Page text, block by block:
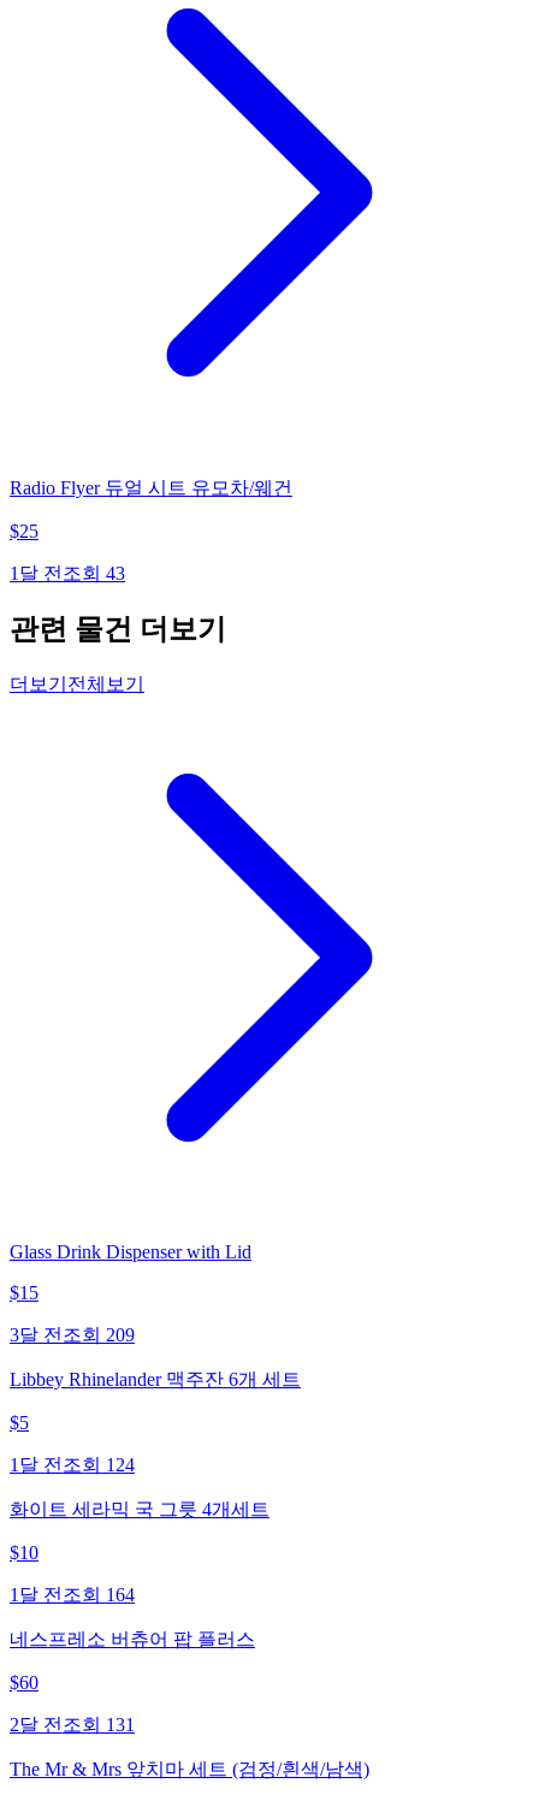
Radio Flyer 듀얼 시트 유모차/웨건
$25
1달 전 조회 43
관련 물건 더보기
더보기 전체보기
Glass Drink Dispenser with Lid
$15
3달 전 조회 209
Libbey Rhinelander 맥주잔 6개 세트
$5
1달 전 조회 124
화이트 세라믹 국 그릇 4개세트
$10
1달 전 조회 164
네스프레소 버츄어 팝 플러스
$60
2달 전 조회 131
The Mr & Mrs 앞치마 세트 (검정/흰색/남색)